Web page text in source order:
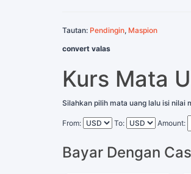
Tautan: Pendingin, Maspion
convert valas
Kurs Mata
Silahkan pilih mata uang lalu isi nilai
From: To: Amount:
Bayar Dengan